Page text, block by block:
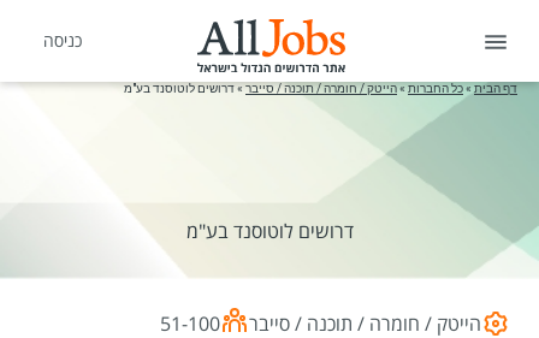
כניסה
דף הבית »כל החברות »הייטק / חומרה / תוכנה / סייבר»דרושים לוטוסנד בע"מ
דרושים לוטוסנד בע"מ
הייטק / חומרה / תוכנה / סייבר
51-100